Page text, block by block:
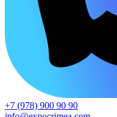
+7 (978) 900 90 90